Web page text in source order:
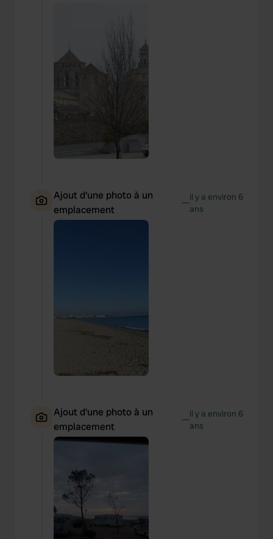
Ajout d'une photo à un
emplacement
—il y a environ 6
ans
Ajout d'une photo à un
emplacement
—il y a environ 6
ans